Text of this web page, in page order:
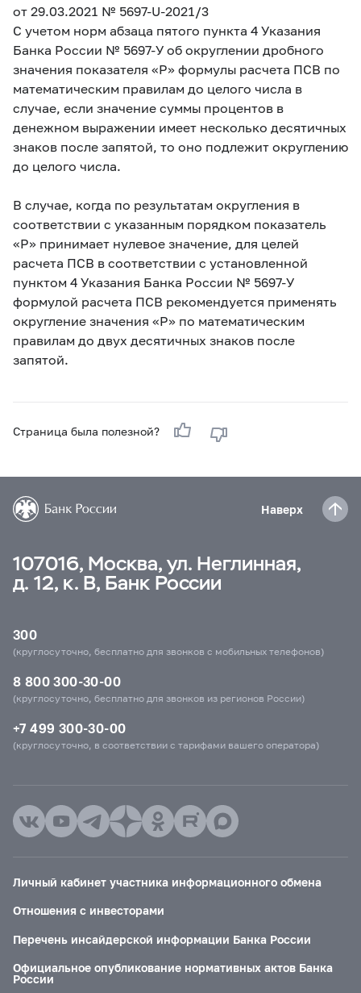
от 29.03.2021 № 5697-U-2021/3
С учетом норм абзаца пятого пункта 4 Указания
Банка России № 5697-У об округлении дробного
значения показателя «P» формулы расчета ПСВ по
математическим правилам до целого числа в
случае, если значение суммы процентов в
денежном выражении имеет несколько десятичных
знаков после запятой, то оно подлежит округлению
до целого числа.
В случае, когда по результатам округления в
соответствии с указанным порядком показатель
«Р» принимает нулевое значение, для целей
расчета ПСВ в соответствии с установленной
пунктом 4 Указания Банка России № 5697-У
формулой расчета ПСВ рекомендуется применять
округление значения «P» по математическим
правилам до двух десятичных знаков после
запятой.
Страница была полезной?
Наверх
107016, Москва, ул. Неглинная,
д. 12, к. В, Банк России
300
(круглосуточно, бесплатно для звонков с мобильных телефонов)
8 800 300-30-00
(круглосуточно, бесплатно для звонков из регионов России)
+7 499 300-30-00
(круглосуточно, в соответствии с тарифами вашего оператора)
Личный кабинет участника информационного обмена
Отношения с инвесторами
Перечень инсайдерской информации Банка России
Официальное опубликование нормативных актов Банка
России